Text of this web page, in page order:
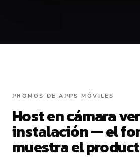
PROMOS DE APPS MÓVILES
Host en cámara
instalación — el
muestra el